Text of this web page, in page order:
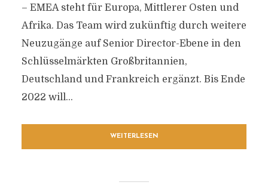
– EMEA steht für Europa, Mittlerer Osten und
Afrika. Das Team wird zukünftig durch weitere
Neuzugänge auf Senior Director-Ebene in den
Schlüsselmärkten Großbritannien,
Deutschland und Frankreich ergänzt. Bis Ende
2022 will...
WEITERLESEN